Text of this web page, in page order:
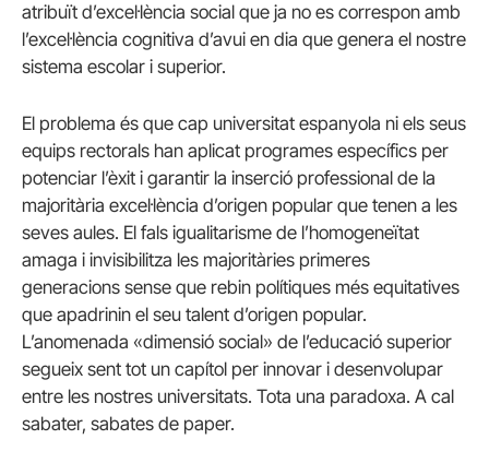
atribuït d’excel·lència social que ja no es correspon amb
l’excel·lència cognitiva d’avui en dia que genera el nostre
sistema escolar i superior.
El problema és que cap universitat espanyola ni els seus
equips rectorals han aplicat programes específics per
potenciar l’èxit i garantir la inserció professional de la
majoritària excel·lència d’origen popular que tenen a les
seves aules. El fals igualitarisme de l’homogeneïtat
amaga i invisibilitza les majoritàries primeres
generacions sense que rebin polítiques més equitatives
que apadrinin el seu talent d’origen popular.
L’anomenada «dimensió social» de l’educació superior
segueix sent tot un capítol per innovar i desenvolupar
entre les nostres universitats. Tota una paradoxa. A cal
sabater, sabates de paper.